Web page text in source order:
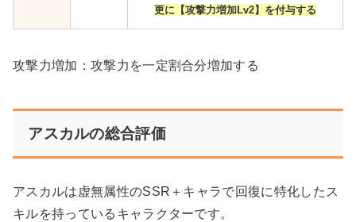
更に【攻撃力増加Lv2】を付与する
攻撃力増加：攻撃力を一定割合分増加する
アスカルの総合評価
アスカルは虚無属性のSSR＋キャラで回復に特化したス
キルを持っているキャラクターです。